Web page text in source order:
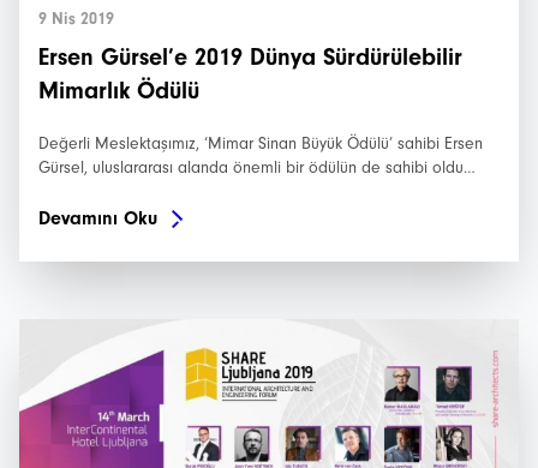
9 Nis 2019
Ersen Gürsel’e 2019 Dünya Sürdürülebilir
Mimarlık Ödülü
Değerli Meslektaşımız, ‘Mimar Sinan Büyük Ödülü’ sahibi Ersen
Gürsel, uluslararası alanda önemli bir ödülün de sahibi oldu…
Devamını Oku